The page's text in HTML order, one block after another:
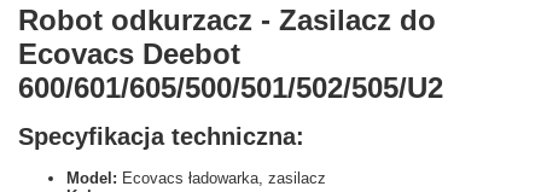
Robot odkurzacz - Zasilacz do
Ecovacs Deebot
600/601/605/500/501/502/505/U2
Specyfikacja techniczna:
Model: Ecovacs ładowarka, zasilacz